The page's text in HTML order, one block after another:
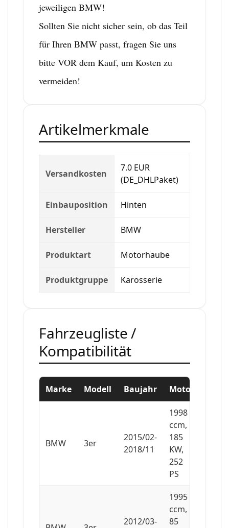
jeweiligen BMW!
Sollten Sie nicht sicher sein, ob das Teil
für Ihren BMW passt, fragen Sie uns
bitte VOR dem Kauf, um Kosten zu
vermeiden!
Artikelmerkmale
Versandkosten
7.0 EUR
(DE_DHLPaket)
Einbauposition Hinten
Hersteller BMW
Produktart Motorhaube
Produktgruppe Karosserie
Fahrzeugliste /
Kompatibilität
Marke Modell Baujahr Motor
BMW 3er
2015/02-
2018/11
1998
ccm,
185
KW,
252
PS
2012/03-
1995
ccm,
85